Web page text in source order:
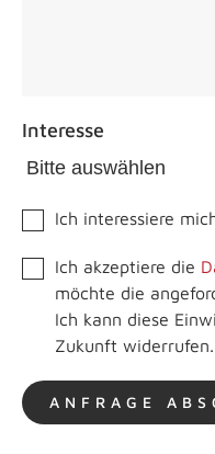
Interesse
Ich interessiere
Ich akzeptiere die
möchte die
Ich kann diese
Zukunft widerrufen.